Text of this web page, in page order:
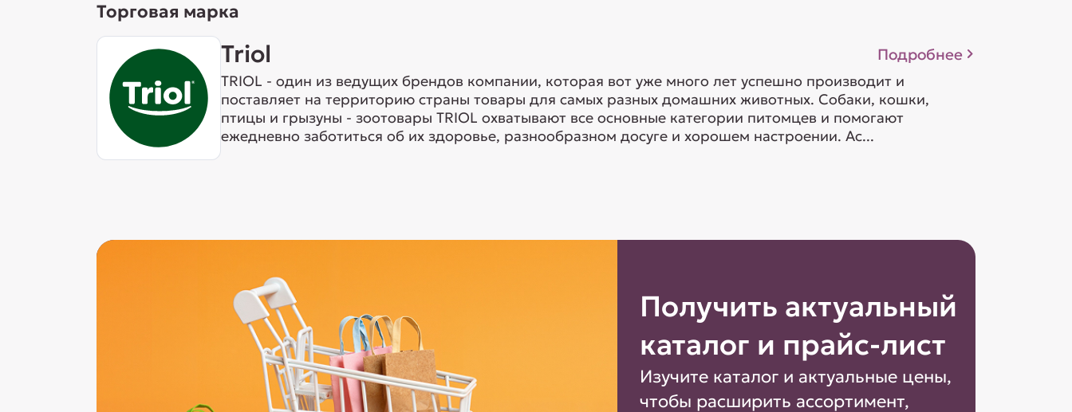
Торговая марка
Triol Подробнее
TRIOL - один из ведущих брендов компании, которая вот уже много лет успешно производит и
поставляет на территорию страны товары для самых разных домашних животных. Собаки, кошки,
птицы и грызуны - зоотовары TRIOL охватывают все основные категории питомцев и помогают
ежедневно заботиться об их здоровье, разнообразном досуге и хорошем настроении. Ас...
Получить актуальный
каталог и прайс-лист
Изучите каталог и актуальные цены,
чтобы расширить ассортимент,